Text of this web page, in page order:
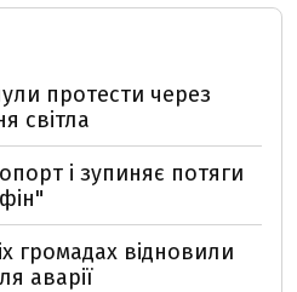
протести через
світла
і зупиняє потяги
громадах відновили
аварії